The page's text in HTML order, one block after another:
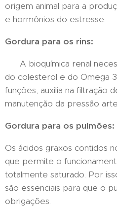
origem animal para a
e hormônios do estresse.
Gordura para os rins:
A bioquímica renal
do colesterol e do Omega
funções, auxilia na filtração
manutenção da pressão
Gordura para os pulmões:
Os ácidos graxos contidos
que permite o
totalmente saturado. Por
são essenciais para que o
obrigações.